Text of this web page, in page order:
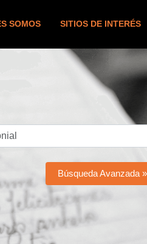
SOMOS SITIOS DE INTERÉS
Búsqueda Avanzada »